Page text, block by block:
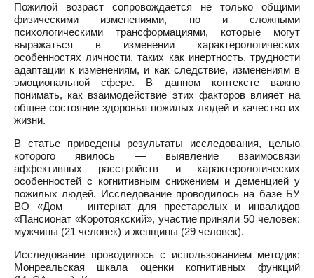
Пожилой возраст сопровождается не только общими
физическими изменениями, но и сложными
психологическими трансформациями, которые могут
выражаться в изменении характерологических
особенностях личности, таких как инертность, трудности
адаптации к изменениям, и как следствие, изменениям в
эмоциональной сфере. В данном контексте важно
понимать, как взаимодействие этих факторов влияет на
общее состояние здоровья пожилых людей и качество их
жизни.
В статье приведены результаты исследования, целью
которого явилось — выявление взаимосвязи
аффективных расстройств и характерологических
особенностей с когнитивным снижением и деменцией у
пожилых людей. Исследование проводилось на базе БУ
ВО «Дом — интернат для престарелых и инвалидов
«Пансионат «Коротоякский», участие приняли 50 человек:
мужчины (21 человек) и женщины (29 человек).
Исследование проводилось с использованием методик:
Монреальская шкала оценки когнитивных функций